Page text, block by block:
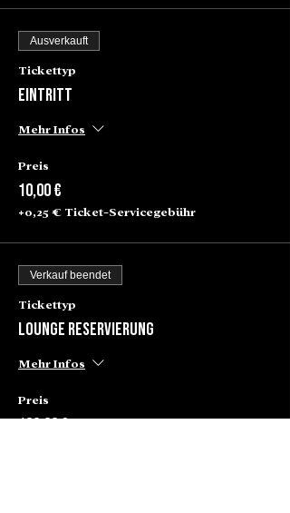
Ausverkauft
Tickettyp
Eintritt
Mehr Infos
Preis
10,00 €
+0,25 € Ticket-Servicegebühr
Verkauf beendet
Tickettyp
Lounge Reservierung
Mehr Infos
Preis
100,00 €